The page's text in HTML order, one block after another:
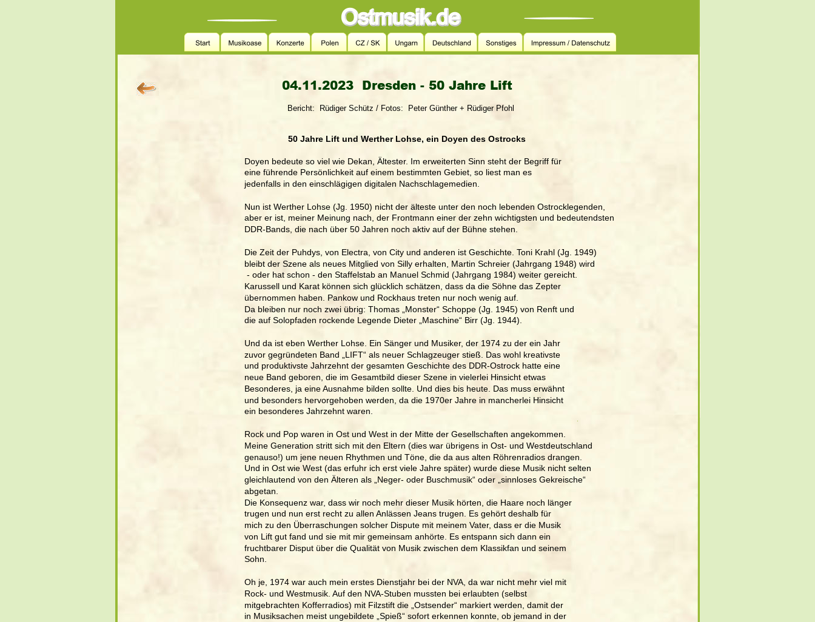
04.11.2023 Dresden - 50 Jahre Lift
Bericht:  Rüdiger Schütz / Fotos:  Peter Günther + Rüdiger Pfohl
Doyen bedeute so viel wie Dekan, Ältester. Im erweiterten Sinn steht der Begriff für
eine führende Persönlichkeit auf einem bestimmten Gebiet, so liest man es
jedenfalls in den einschlägigen digitalen Nachschlagemedien.
Nun ist Werther Lohse (Jg. 1950) nicht der älteste unter den noch lebenden Ostrocklegenden,
aber er ist, meiner Meinung nach, der Frontmann einer der zehn wichtigsten und bedeutendsten
DDR-Bands, die nach über 50 Jahren noch aktiv auf der Bühne stehen.
Die Zeit der Puhdys, von Electra, von City und anderen ist Geschichte. Toni Krahl (Jg. 1949)
bleibt der Szene als neues Mitglied von Silly erhalten, Martin Schreier (Jahrgang 1948) wird
- oder hat schon - den Staffelstab an Manuel Schmid (Jahrgang 1984) weiter gereicht.
Karussell und Karat können sich glücklich schätzen, dass da die Söhne das Zepter
übernommen haben. Pankow und Rockhaus treten nur noch wenig auf.
Da bleiben nur noch zwei übrig: Thomas „Monster“ Schoppe (Jg. 1945) von Renft und
die auf Solopfaden rockende Legende Dieter „Maschine“ Birr (Jg. 1944).
Und da ist eben Werther Lohse. Ein Sänger und Musiker, der 1974 zu der ein Jahr
zuvor gegründeten Band „LIFT“ als neuer Schlagzeuger stieß. Das wohl kreativste
und produktivste Jahrzehnt der gesamten Geschichte des DDR-Ostrock hatte eine
neue Band geboren, die im Gesamtbild dieser Szene in vielerlei Hinsicht etwas
Besonderes, ja eine Ausnahme bilden sollte. Und dies bis heute. Das muss erwähnt
und besonders hervorgehoben werden, da die 1970er Jahre in mancherlei Hinsicht
ein besonderes Jahrzehnt waren.
Rock und Pop waren in Ost und West in der Mitte der Gesellschaften angekommen.
Meine Generation stritt sich mit den Eltern (dies war übrigens in Ost- und Westdeutschland
genauso!) um jene neuen Rhythmen und Töne, die da aus alten Röhrenradios drangen.
Und in Ost wie West (das erfuhr ich erst viele Jahre später) wurde diese Musik nicht selten
gleichlautend von den Älteren als „Neger- oder Buschmusik“ oder „sinnloses Gekreische“
abgetan.
Die Konsequenz war, dass wir noch mehr dieser Musik hörten, die Haare noch länger
trugen und nun erst recht zu allen Anlässen Jeans trugen. Es gehört deshalb für
mich zu den Überraschungen solcher Dispute mit meinem Vater, dass er die Musik
von Lift gut fand und sie mit mir gemeinsam anhörte. Es entspann sich dann ein
fruchtbarer Disput über die Qualität von Musik zwischen dem Klassikfan und seinem
Sohn.
Oh je, 1974 war auch mein erstes Dienstjahr bei der NVA, da war nicht mehr viel mit
Rock- und Westmusik. Auf den NVA-Stuben mussten bei erlaubten (selbst
mitgebrachten Kofferradios) mit Filzstift die „Ostsender“ markiert werden, damit der
in Musiksachen meist ungebildete „Spieß“ sofort erkennen konnte, ob jemand in der
50 Jahre Lift und Werther Lohse, ein Doyen des Ostrocks